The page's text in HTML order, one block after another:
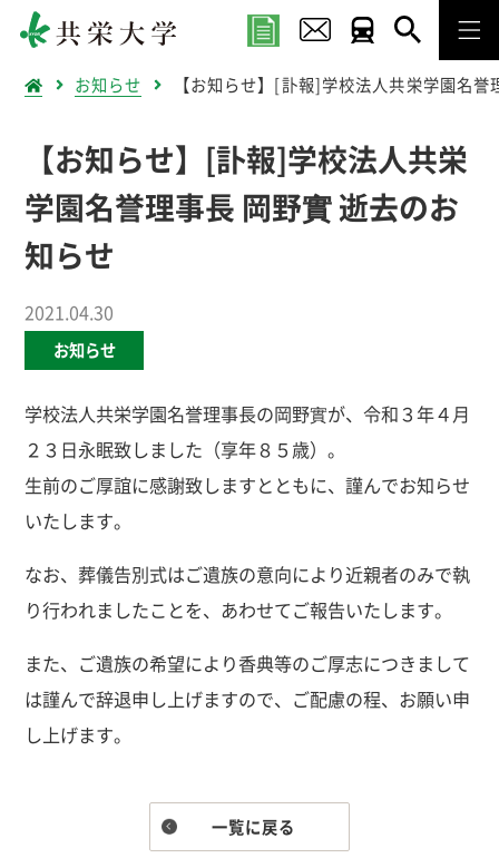
お知らせ 【お知らせ】[訃報]学校法人共栄学園名
【お知らせ】[訃報]学校法人共栄
学園名誉理事長 岡野實 逝去のお
知らせ
2021.04.30
お知らせ
学校法人共栄学園名誉理事長の岡野實が、令和３年４月
２３日永眠致しました（享年８５歳）。
生前のご厚誼に感謝致しますとともに、謹んでお知らせ
いたします。
なお、葬儀告別式はご遺族の意向により近親者のみで執
り行われましたことを、あわせてご報告いたします。
また、ご遺族の希望により香典等のご厚志につきまして
は謹んで辞退申し上げますので、ご配慮の程、お願い申
し上げます。
一覧に戻る